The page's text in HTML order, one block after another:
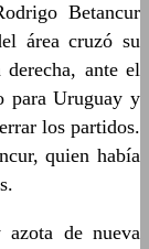
Betancur
área cruzó su
ante el
para Uruguay y
los partidos.
quien había
de nueva